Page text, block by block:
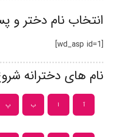
انتخاب نام دختر و
[wd_asp id=1]
نام های دخترانه
آ ا ب پ